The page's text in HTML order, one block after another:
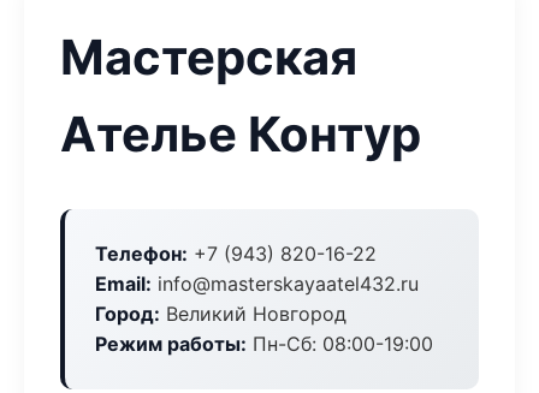
Мастерская
Ателье Контур
Телефон: +7 (943) 820-16-22
Email: info@masterskayaatel432.ru
Город: Великий Новгород
Режим работы: Пн-Сб: 08:00-19:00